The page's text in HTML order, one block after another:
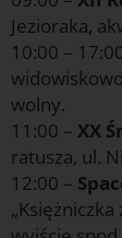
Jezioraka,
10:00 –
wolny.
11:00 – XX
ratusza, ul.
12:00 –